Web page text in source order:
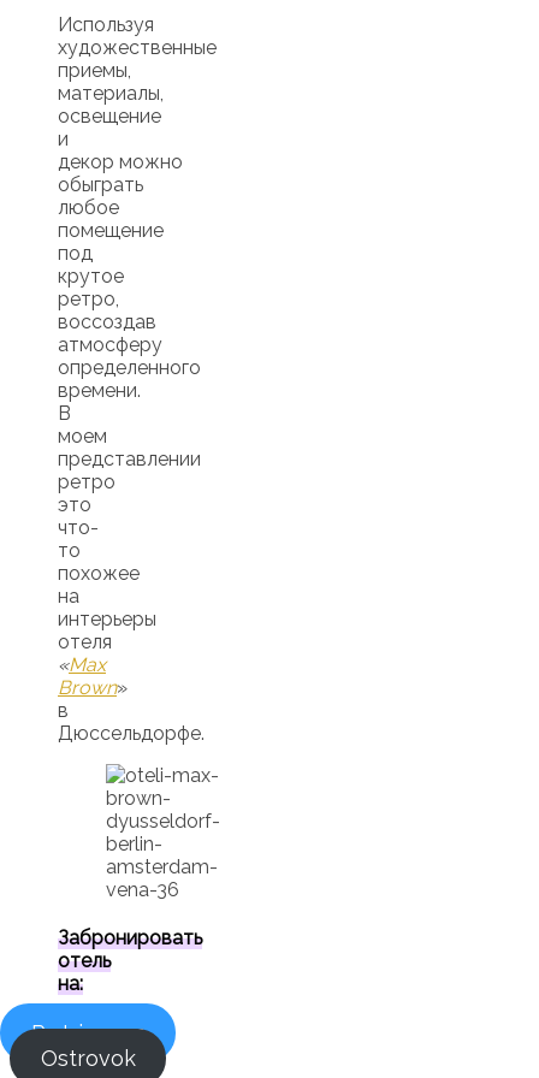
Используя
художественные
приемы,
материалы,
освещение
и
декор можно
обыграть
любое
помещение
под
крутое
ретро,
воссоздав
атмосферу
определенного
времени.
В
моем
представлении
ретро
это
что-
то
похожее
на
интерьеры
отеля
«Max
Brown»
в
Дюссельдорфе.
Забронировать
отель
на:
Ru.trip.com
Ostrovok